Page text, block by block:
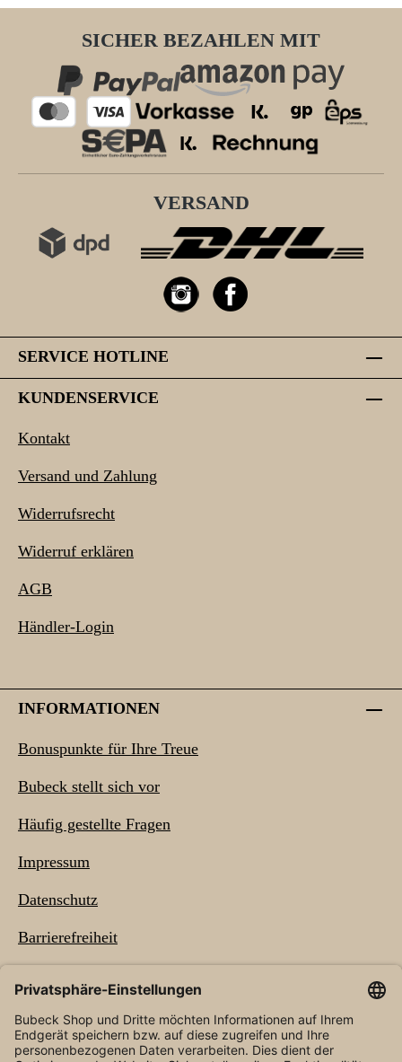
SICHER BEZAHLEN MIT
VERSAND
SERVICE HOTLINE
KUNDENSERVICE
Kontakt
Versand und Zahlung
Widerrufsrecht
Widerruf erklären
AGB
Händler-Login
INFORMATIONEN
Bonuspunkte für Ihre Treue
Bubeck stellt sich vor
Häufig gestellte Fragen
Impressum
Datenschutz
Barrierefreiheit
NEWSLETTER